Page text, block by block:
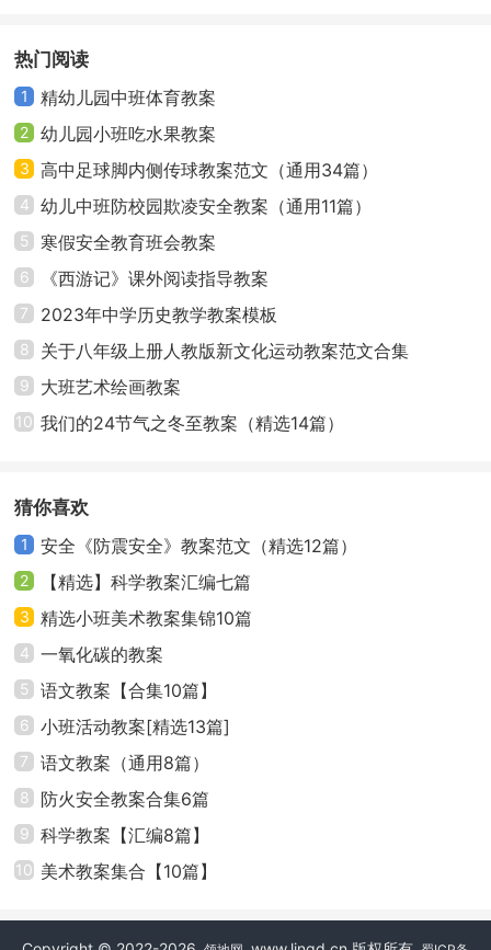
绪。引导大家表达自己的情绪以后，老师要做好正面引
导，如告知学生这是正常的情绪反应，且一定程度的紧
张、害怕会让大家更好地保护自己等等。
3、以“历史事例”增强信心。家长可以通过跟孩子讲
述十七年前抗击非典的事例，以及近几年中国在医学和
科技方面的快速发展，增强孩子们对国家取得此次疫情
胜利的信心。
(三)规律生活，积极行动
面对未知的事情，人们往往会产生焦虑、紧张、害
怕等情绪，长期处在这样的情绪状态中，就会形成很大
情。
1、“停课不停学”。由于春季学期将延迟开学，不少
中小学生会担忧由此对自身学习的耽误。学校会根据下
发的《县教育局关于疫情防控期间全县中小学开展网络
教学实施方案》布置学习任务，学生通过网络平台进行
学习。在网络教学中学校会安排学生心理健康教育与疏
导方面的专题课程。学习、生活回归正轨，一是有利于
维持正常的心理状态；二是充实的学习生活让学生专注
于当下，避免过多接触一些负面信息和胡思乱想；三是
让学生保持好的学习状态，为疫情结束顺利返校做好准
备。
2、规律作息。在家期间坚持早睡早起，补充营养，
热门阅读
1 精幼儿园中班体育教案
2 幼儿园小班吃水果教案
3 高中足球脚内侧传球教案范文（通用34篇）
4 幼儿中班防校园欺凌安全教案（通用11篇）
5 寒假安全教育班会教案
6 《西游记》课外阅读指导教案
7 2023年中学历史教学教案模板
8 关于八年级上册人教版新文化运动教案范文合集
9 大班艺术绘画教案
10 我们的24节气之冬至教案（精选14篇）
猜你喜欢
1 安全《防震安全》教案范文（精选12篇）
2 【精选】科学教案汇编七篇
3 精选小班美术教案集锦10篇
4 一氧化碳的教案
5 语文教案【合集10篇】
6 小班活动教案[精选13篇]
7 语文教案（通用8篇）
8 防火安全教案合集6篇
9 科学教案【汇编8篇】
10 美术教案集合【10篇】